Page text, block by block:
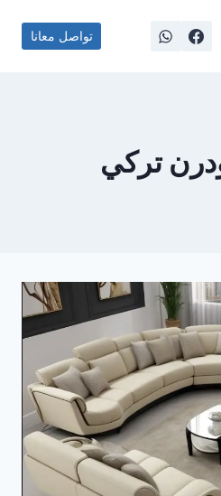
تواصل معانا
تركي